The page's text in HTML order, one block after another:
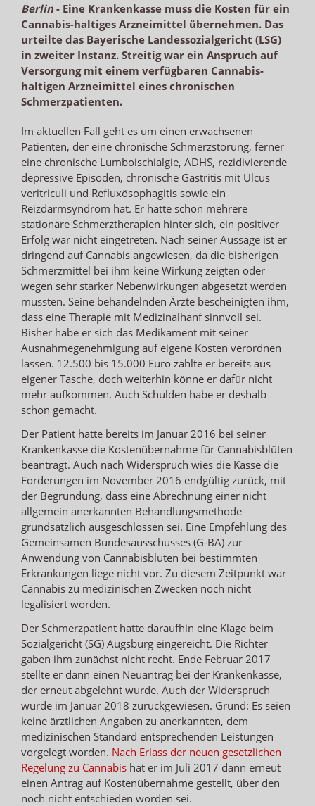
Berlin- Eine Krankenkasse muss die Kosten für ein
Cannabis-haltiges Arzneimittel übernehmen. Das
urteilte das Bayerische Landessozialgericht (LSG)
in zweiter Instanz. Streitig war ein Anspruch auf
Versorgung mit einem verfügbaren Cannabis-
haltigen Arzneimittel eines chronischen
Schmerzpatienten.
Im aktuellen Fall geht es um einen erwachsenen
Patienten, der eine chronische Schmerzstörung, ferner
eine chronische Lumboischialgie, ADHS, rezidivierende
depressive Episoden, chronische Gastritis mit Ulcus
veritriculi und Refluxösophagitis sowie ein
Reizdarmsyndrom hat. Er hatte schon mehrere
stationäre Schmerztherapien hinter sich, ein positiver
Erfolg war nicht eingetreten. Nach seiner Aussage ist er
dringend auf Cannabis angewiesen, da die bisherigen
Schmerzmittel bei ihm keine Wirkung zeigten oder
wegen sehr starker Nebenwirkungen abgesetzt werden
mussten. Seine behandelnden Ärzte bescheinigten ihm,
dass eine Therapie mit Medizinalhanf sinnvoll sei.
Bisher habe er sich das Medikament mit seiner
Ausnahmegenehmigung auf eigene Kosten verordnen
lassen. 12.500 bis 15.000 Euro zahlte er bereits aus
eigener Tasche, doch weiterhin könne er dafür nicht
mehr aufkommen. Auch Schulden habe er deshalb
schon gemacht.
Der Patient hatte bereits im Januar 2016 bei seiner
Krankenkasse die Kostenübernahme für Cannabisblüten
beantragt. Auch nach Widerspruch wies die Kasse die
Forderungen im November 2016 endgültig zurück, mit
der Begründung, dass eine Abrechnung einer nicht
allgemein anerkannten Behandlungsmethode
grundsätzlich ausgeschlossen sei. Eine Empfehlung des
Gemeinsamen Bundesausschusses (G-BA) zur
Anwendung von Cannabisblüten bei bestimmten
Erkrankungen liege nicht vor. Zu diesem Zeitpunkt war
Cannabis zu medizinischen Zwecken noch nicht
legalisiert worden.
Der Schmerzpatient hatte daraufhin eine Klage beim
Sozialgericht (SG) Augsburg eingereicht. Die Richter
gaben ihm zunächst nicht recht. Ende Februar 2017
stellte er dann einen Neuantrag bei der Krankenkasse,
der erneut abgelehnt wurde. Auch der Widerspruch
wurde im Januar 2018 zurückgewiesen. Grund: Es seien
keine ärztlichen Angaben zu anerkannten, dem
medizinischen Standard entsprechenden Leistungen
vorgelegt worden. Nach Erlass der neuen gesetzlichen
Regelung zu Cannabis hat er im Juli 2017 dann erneut
einen Antrag auf Kostenübernahme gestellt, über den
noch nicht entschieden worden sei.